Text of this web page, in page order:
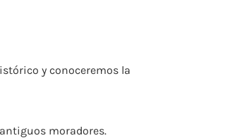
y conoceremos la
moradores.